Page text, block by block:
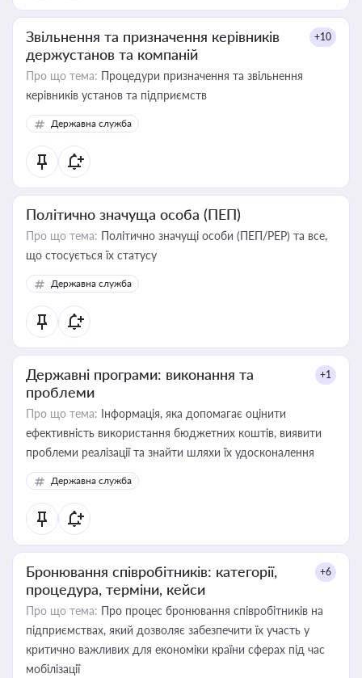
Звільнення та призначення керівників
держустанов та компаній
+10
Про що тема: Процедури призначення та звільнення
керівників установ та підприємств
Державна служба
Політично значуща особа (ПЕП)
Про що тема: Політично значущі особи (ПЕП/PEP) та все,
що стосується їх статусу
Державна служба
Державні програми: виконання та
проблеми
+1
Про що тема: Інформація, яка допомагає оцінити
ефективність використання бюджетних коштів, виявити
проблеми реалізації та знайти шляхи їх удосконалення
Державна служба
Бронювання співробітників: категорії,
процедура, терміни, кейси
+6
Про що тема: Про процес бронювання співробітників на
підприємствах, який дозволяє забезпечити їх участь у
критично важливих для економіки країни сферах під час
мобілізації